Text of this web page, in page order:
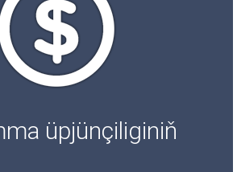
üpjünçiliginiň